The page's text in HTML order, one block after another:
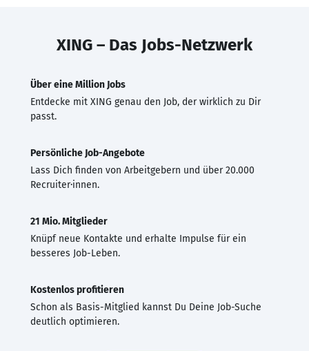
XING – Das Jobs-Netzwerk
Über eine Million Jobs
Entdecke mit XING genau den Job, der wirklich zu Dir
passt.
Persönliche Job-Angebote
Lass Dich finden von Arbeitgebern und über 20.000
Recruiter·innen.
21 Mio. Mitglieder
Knüpf neue Kontakte und erhalte Impulse für ein
besseres Job-Leben.
Kostenlos profitieren
Schon als Basis-Mitglied kannst Du Deine Job-Suche
deutlich optimieren.